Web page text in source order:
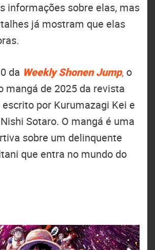
informações sobre elas, mas
já mostram que elas
da Weekly Shonen Jump, o
mangá de 2025 da revista
escrito por Kurumazagi Kei e
Sotaro. O mangá é uma
sobre um delinquente
que entra no mundo do